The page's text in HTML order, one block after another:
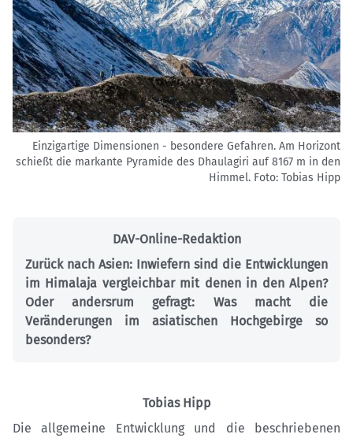
Einzigartige Dimensionen - besondere Gefahren. Am Horizont
schießt die markante Pyramide des Dhaulagiri auf 8167 m in den
Himmel. Foto: Tobias Hipp
DAV-Online-Redaktion
Zurück nach Asien: Inwiefern sind die Entwicklungen
im Himalaja vergleichbar mit denen in den Alpen?
Oder andersrum gefragt: Was macht die
Veränderungen im asiatischen Hochgebirge so
besonders?
Tobias Hipp
Die allgemeine Entwicklung und die beschriebenen